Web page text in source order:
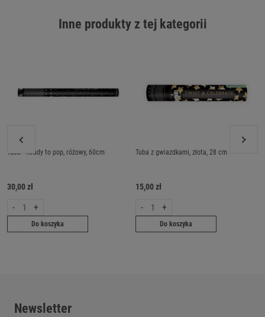
Inne produkty z tej kategorii
Tuba - Ready to pop, różowy, 60cm
30,00 zł
- +
Do koszyka
Tuba z gwiazdkami, złota, 28 cm
15,00 zł
- +
Do koszyka
Newsletter